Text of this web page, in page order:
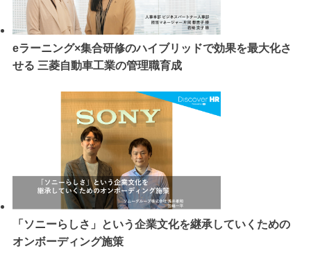
eラーニング×集合研修のハイブリッドで効果を最大化さ
せる 三菱自動車工業の管理職育成
「ソニーらしさ」という企業文化を継承していくための
オンボーディング施策